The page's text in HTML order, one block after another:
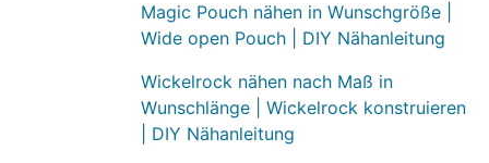
Magic Pouch nähen in Wunschgröße |
Wide open Pouch | DIY Nähanleitung
Wickelrock nähen nach Maß in
Wunschlänge | Wickelrock konstruieren
| DIY Nähanleitung